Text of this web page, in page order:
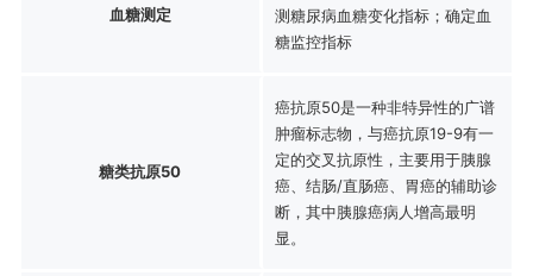
血糖测定
测糖尿病血糖变化指标；确定血
糖监控指标
糖类抗原50
癌抗原50是一种非特异性的广谱
肿瘤标志物，与癌抗原19-9有一
定的交叉抗原性，主要用于胰腺
癌、结肠/直肠癌、胃癌的辅助诊
断，其中胰腺癌病人增高最明
显。